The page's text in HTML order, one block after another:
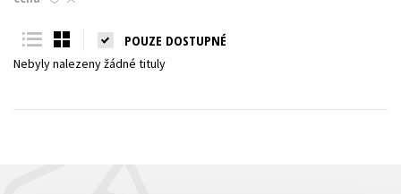
Young adult (SK)
Všechny tituly
POUZE DOSTUPNÉ
Nebyly nalezeny žádné tituly